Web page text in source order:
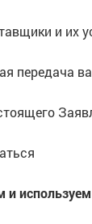
и их
передача
и